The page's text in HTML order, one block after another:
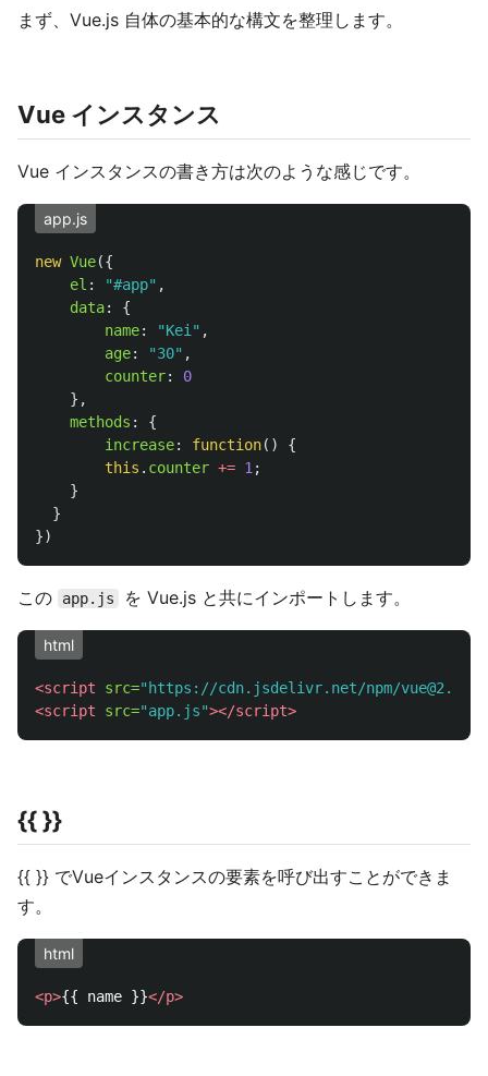
まず、Vue.js 自体の基本的な構文を整理します。
Vue インスタンス
Vue インスタンスの書き方は次のような感じです。
app.js
new Vue({
el : "#app" ,
data:
{
name: "Kei " ,
age: "30" ,
counter:
0
},
methods :
{
increase: function()
{
this . counter += 1 ;
}
}
})
この app.js を Vue.js と共にインポートします。
html
<script src="https://cdn.jsdelivr.net/npm/
<script src="app.js"></script>
{{ }}
{{ }} でVueインスタンスの要素を呼び出すことができま
す。
html
<p>{{ name }}</p>